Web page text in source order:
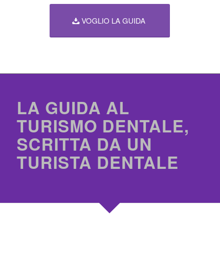
VOGLIO LA GUIDA
LA GUIDA AL
TURISMO DENTALE,
SCRITTA DA UN
TURISTA DENTALE